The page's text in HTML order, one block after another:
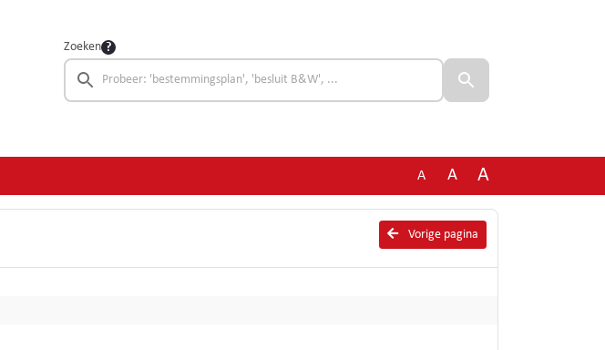
Zoeken
A A A
Vorige pagina